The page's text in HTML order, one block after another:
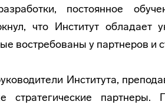
постоянное
что Институт обладает
востребованы у партнеров и
Института,
партнеры.